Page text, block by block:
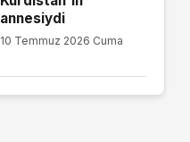
annesiydi
10 Temmuz 2026 Cuma